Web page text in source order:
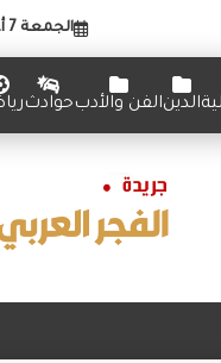
الجمعة 7 أغسطس 2026
الدينالفن والأدبحوادث